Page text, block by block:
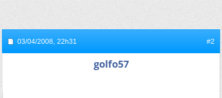
03/04/2008, 22h31 #2
golfo57